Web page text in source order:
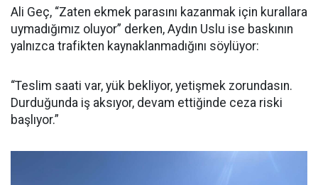
Ali Geç, “Zaten ekmek parasını kazanmak için kurallara
uymadığımız oluyor” derken, Aydın Uslu ise baskının
yalnızca trafikten kaynaklanmadığını söylüyor:
“Teslim saati var, yük bekliyor, yetişmek zorundasın.
Durduğunda iş aksıyor, devam ettiğinde ceza riski
başlıyor.”